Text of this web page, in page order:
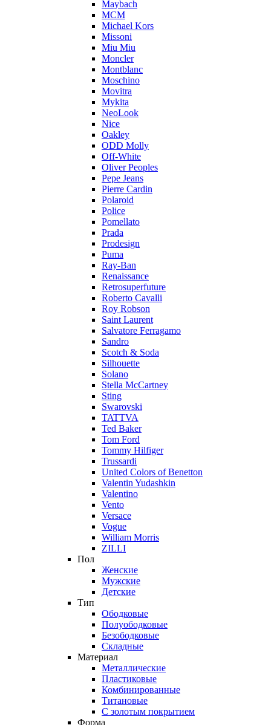
Maybach
MCM
Michael Kors
Missoni
Miu Miu
Moncler
Montblanc
Moschino
Movitra
Mykita
NeoLook
Nice
Oakley
ODD Molly
Off-White
Oliver Peoples
Pepe Jeans
Pierre Cardin
Polaroid
Police
Pomellato
Prada
Prodesign
Puma
Ray-Ban
Renaissance
Retrosuperfuture
Roberto Cavalli
Roy Robson
Saint Laurent
Salvatore Ferragamo
Sandro
Scotch & Soda
Silhouette
Solano
Stella McCartney
Sting
Swarovski
TATTVA
Ted Baker
Tom Ford
Tommy Hilfiger
Trussardi
United Colors of Benetton
Valentin Yudashkin
Valentino
Vento
Versace
Vogue
William Morris
ZILLI
Пол
Женские
Мужские
Детские
Тип
Ободковые
Полуободковые
Безободковые
Складные
Материал
Металлические
Пластиковые
Комбинированные
Титановые
С золотым покрытием
Форма